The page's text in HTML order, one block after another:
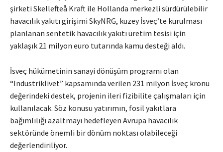
şirketi Skellefteå Kraft ile Hollanda merkezli sürdürülebilir
havacılık yakıtı girişimi SkyNRG, kuzey İsveç’te kurulması
planlanan sentetik havacılık yakıtı üretim tesisi için
yaklaşık 21 milyon euro tutarında kamu desteği aldı.
İsveç hükümetinin sanayi dönüşüm programı olan
“Industriklivet” kapsamında verilen 231 milyon İsveç kronu
değerindeki destek, projenin ileri fizibilite çalışmaları için
kullanılacak. Söz konusu yatırımın, fosil yakıtlara
bağımlılığı azaltmayı hedefleyen Avrupa havacılık
sektöründe önemli bir dönüm noktası olabileceği
değerlendiriliyor.